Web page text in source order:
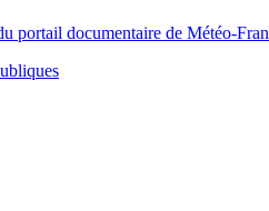
portail documentaire de Météo-